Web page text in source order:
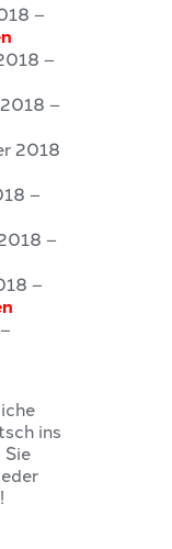
–
–
–
2018
–
–
–
ins
Sie